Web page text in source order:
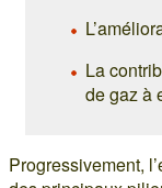
La
de gaz à
Progressivement,